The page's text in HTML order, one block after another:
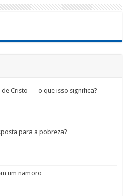
de Cristo — o que isso significa?
para a pobreza?
um namoro